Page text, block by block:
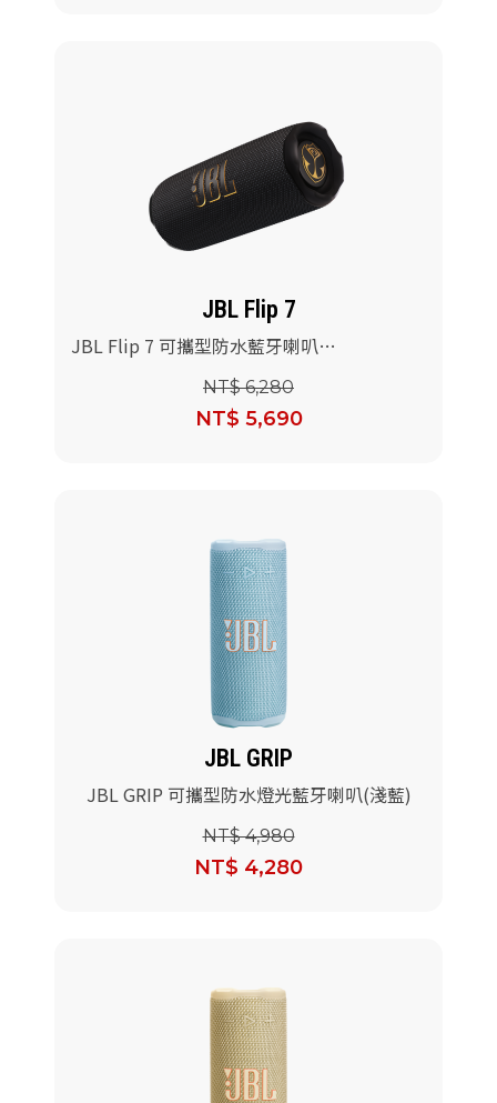
JBL Flip 7
JBL Flip 7 可攜型防水藍牙喇叭
(Tomorrowland聯名版)
NT$ 6,280
NT$ 5,690
JBL GRIP
JBL GRIP 可攜型防水燈光藍牙喇叭(淺藍)
NT$ 4,980
NT$ 4,280